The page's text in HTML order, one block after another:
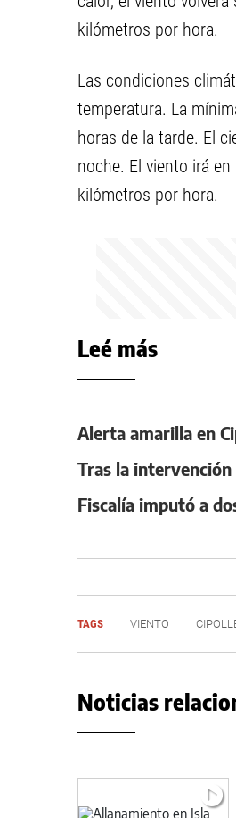
kilómetros por hora.
Las condiciones
temperatura. La
horas de la tarde. El
noche. El viento irá
kilómetros por hora.
Leé más
Alerta amarilla en
Tras la intervención
Fiscalía imputó a
TAGS VIENTO
Noticias